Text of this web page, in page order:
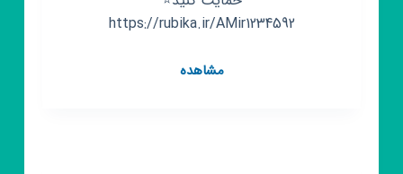
https://rubika.ir/AMir1234592
مشاهدهکانال